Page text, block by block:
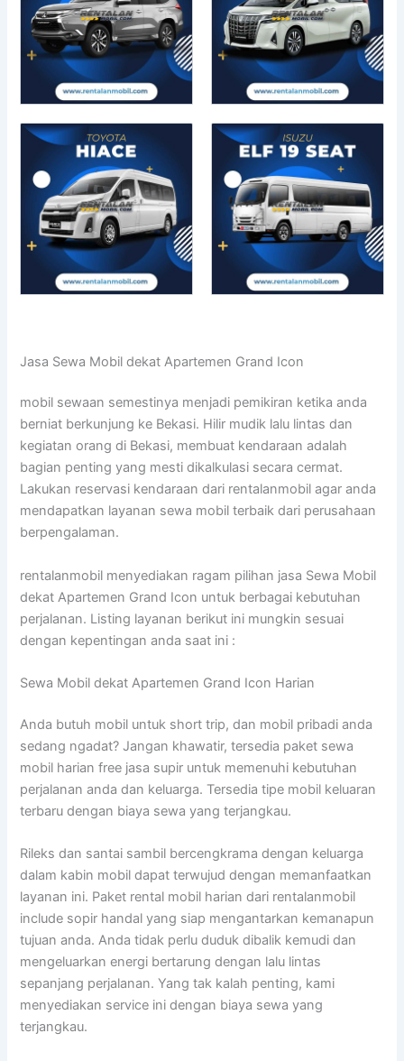
Jasa Sewa Mobil dekat Apartemen Grand Icon
mobil sewaan semestinya menjadi pemikiran ketika anda
berniat berkunjung ke Bekasi. Hilir mudik lalu lintas dan
kegiatan orang di Bekasi, membuat kendaraan adalah
bagian penting yang mesti dikalkulasi secara cermat.
Lakukan reservasi kendaraan dari rentalanmobil agar anda
mendapatkan layanan sewa mobil terbaik dari perusahaan
berpengalaman.
rentalanmobil menyediakan ragam pilihan jasa Sewa Mobil
dekat Apartemen Grand Icon untuk berbagai kebutuhan
perjalanan. Listing layanan berikut ini mungkin sesuai
dengan kepentingan anda saat ini :
Sewa Mobil dekat Apartemen Grand Icon Harian
Anda butuh mobil untuk short trip, dan mobil pribadi anda
sedang ngadat? Jangan khawatir, tersedia paket sewa
mobil harian free jasa supir untuk memenuhi kebutuhan
perjalanan anda dan keluarga. Tersedia tipe mobil keluaran
terbaru dengan biaya sewa yang terjangkau.
Rileks dan santai sambil bercengkrama dengan keluarga
dalam kabin mobil dapat terwujud dengan memanfaatkan
layanan ini. Paket rental mobil harian dari rentalanmobil
include sopir handal yang siap mengantarkan kemanapun
tujuan anda. Anda tidak perlu duduk dibalik kemudi dan
mengeluarkan energi bertarung dengan lalu lintas
sepanjang perjalanan. Yang tak kalah penting, kami
menyediakan service ini dengan biaya sewa yang
terjangkau.